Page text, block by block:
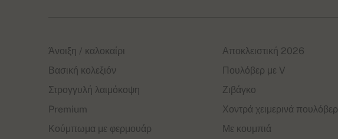
Άνοιξη / καλοκαίρι
Αποκλειστική 2026
Βασική κολεξιόν
Πουλόβερ με V
Στρογγυλή λαιμόκοψη
Ζιβάγκο
Premium
Χοντρά χειμερινά πουλόβερ
Κούμπωμα με φερμουάρ
Με κουμπιά